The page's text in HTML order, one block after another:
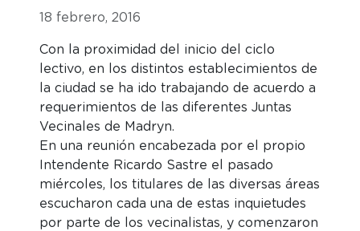
18 febrero, 2016
Con la proximidad del inicio del ciclo
lectivo, en los distintos establecimientos de
la ciudad se ha ido trabajando de acuerdo a
requerimientos de las diferentes Juntas
Vecinales de Madryn.
En una reunión encabezada por el propio
Intendente Ricardo Sastre el pasado
miércoles, los titulares de las diversas áreas
escucharon cada una de estas inquietudes
por parte de los vecinalistas, y comenzaron